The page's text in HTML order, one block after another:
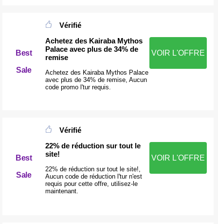
Best
Sale
Vérifié
Achetez des Kairaba Mythos
Palace avec plus de 34% de
remise
Achetez des Kairaba Mythos Palace
avec plus de 34% de remise, Aucun
code promo l'tur requis.
VOIR L'OFFRE
Best
Sale
Vérifié
22% de réduction sur tout le
site!
22% de réduction sur tout le site!,
Aucun code de réduction l'tur n'est
requis pour cette offre, utilisez-le
maintenant.
VOIR L'OFFRE